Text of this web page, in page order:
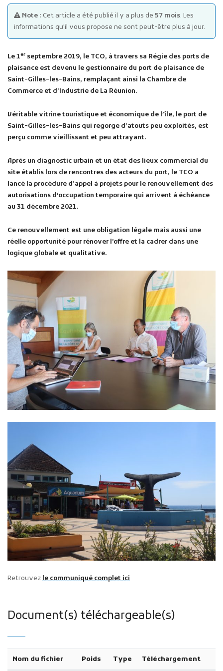
Publicité des actes
Projets financés par l'Europe
Plans d'accès
Note : Cet article a été publié il y a plus de 57 mois. Les
informations qu'il vous propose ne sont peut-être plus à jour.
Le 1er septembre 2019, le TCO, à travers sa Régie des ports de
plaisance est devenu le gestionnaire du port de plaisance de
Saint-Gilles-les-Bains, remplaçant ainsi la Chambre de
Commerce et d’Industrie de La Réunion.
Véritable vitrine touristique et économique de l’île, le port de
Saint-Gilles-les-Bains qui regorge d’atouts peu exploités, est
perçu comme vieillissant et peu attrayant.
Après un diagnostic urbain et un état des lieux commercial du
site établis lors de rencontres des acteurs du port, le TCO a
lancé la procédure d’appel à projets pour le renouvellement des
autorisations d’occupation temporaire qui arrivent à échéance
au 31 décembre 2021.
Ce renouvellement est une obligation légale mais aussi une
réelle opportunité pour rénover l’offre et la cadrer dans une
logique globale et qualitative.
Retrouvez le communiqué complet ici
Document(s) téléchargeable(s)
Nom du fichier Poids Type Téléchargement